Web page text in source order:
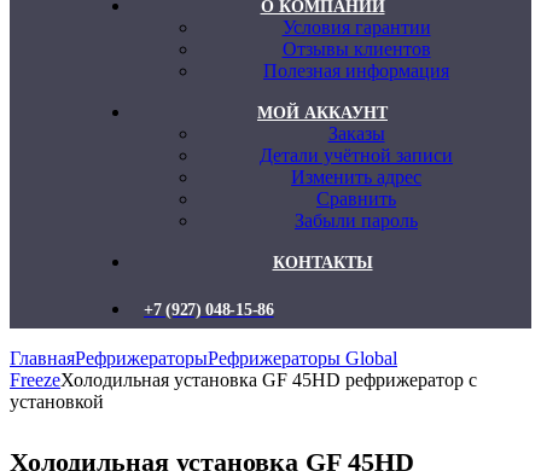
О КОМПАНИИ
Условия гарантии
Отзывы клиентов
Полезная информация
МОЙ АККАУНТ
Заказы
Детали учётной записи
Изменить адрес
Сравнить
Забыли пароль
КОНТАКТЫ
+7 (927) 048-15-86
ГлавнаяРефрижераторыРефрижераторы Global
FreezeХолодильная установка GF 45НD рефрижератор с
установкой
Холодильная установка GF 45НD